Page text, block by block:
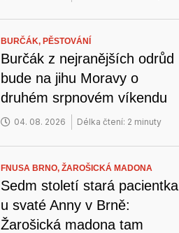
BURČÁK,PĚSTOVÁNÍ
Burčák z nejranějších odrůd
bude na jihu Moravy o
druhém srpnovém víkendu
04. 08. 2026 Délka čtení: 2 minuty
FNUSA BRNO,ŽAROŠICKÁ MADONA
Sedm století stará pacientka
u svaté Anny v Brně:
Žarošická madona tam